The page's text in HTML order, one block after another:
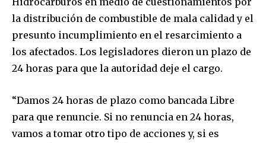
la distribución de combustible de mala calidad y el
presunto incumplimiento en el resarcimiento a
los afectados. Los legisladores dieron un plazo de
24 horas para que la autoridad deje el cargo.
“Damos 24 horas de plazo como bancada Libre
para que renuncie. Si no renuncia en 24 horas,
vamos a tomar otro tipo de acciones y, si es